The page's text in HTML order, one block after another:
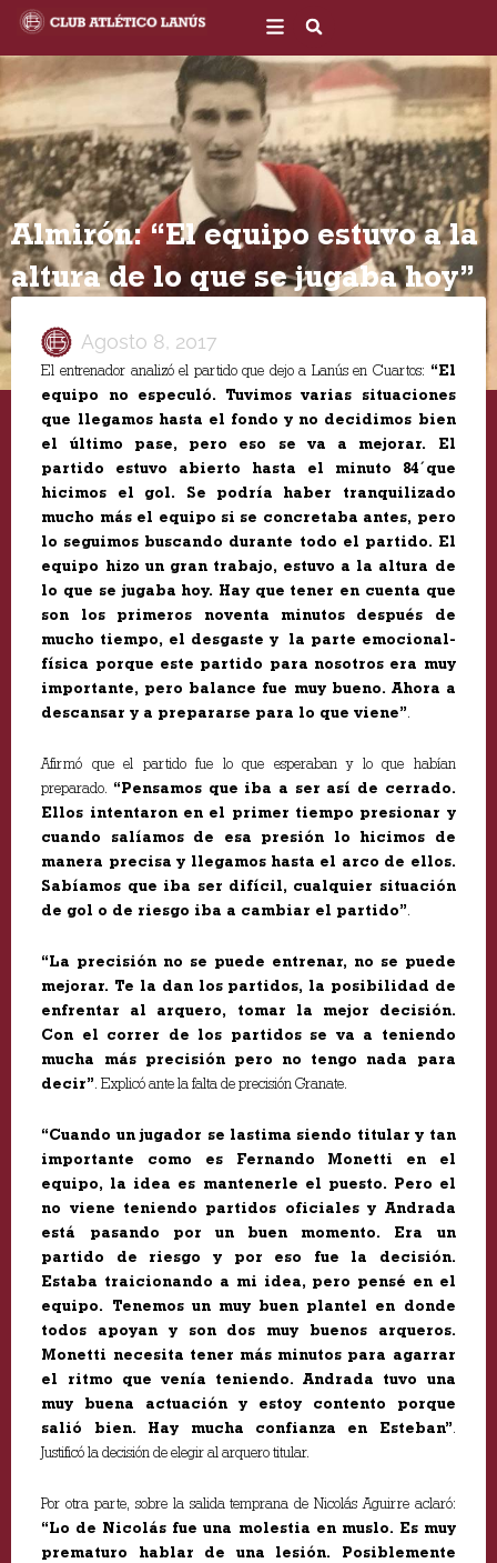
contenido
Almirón: “El equipo estuvo a la
altura de lo que se jugaba hoy”
Agosto 8, 2017
El entrenador analizó el partido que dejo a Lanús en Cuartos: “El
equipo no especuló. Tuvimos varias situaciones
que llegamos hasta el fondo y no decidimos bien
el último pase, pero eso se va a mejorar. El
partido estuvo abierto hasta el minuto 84´que
hicimos el gol. Se podría haber tranquilizado
mucho más el equipo si se concretaba antes, pero
lo seguimos buscando durante todo el partido. El
equipo hizo un gran trabajo, estuvo a la altura de
lo que se jugaba hoy. Hay que tener en cuenta que
son los primeros noventa minutos después de
mucho tiempo, el desgaste y la parte emocional-
física porque este partido para nosotros era muy
importante, pero balance fue muy bueno. Ahora a
descansar y a prepararse para lo que viene”.
Afirmó que el partido fue lo que esperaban y lo que habían
preparado. “Pensamos que iba a ser así de cerrado.
Ellos intentaron en el primer tiempo presionar y
cuando salíamos de esa presión lo hicimos de
manera precisa y llegamos hasta el arco de ellos.
Sabíamos que iba ser difícil, cualquier situación
de gol o de riesgo iba a cambiar el partido”.
“La precisión no se puede entrenar, no se puede
mejorar. Te la dan los partidos, la posibilidad de
enfrentar al arquero, tomar la mejor decisión.
Con el correr de los partidos se va a teniendo
mucha más precisión pero no tengo nada para
decir”. Explicó ante la falta de precisión Granate.
“Cuando un jugador se lastima siendo titular y tan
importante como es Fernando Monetti en el
equipo, la idea es mantenerle el puesto. Pero el
no viene teniendo partidos oficiales y Andrada
está pasando por un buen momento. Era un
partido de riesgo y por eso fue la decisión.
Estaba traicionando a mi idea, pero pensé en el
equipo. Tenemos un muy buen plantel en donde
todos apoyan y son dos muy buenos arqueros.
Monetti necesita tener más minutos para agarrar
el ritmo que venía teniendo. Andrada tuvo una
muy buena actuación y estoy contento porque
salió bien. Hay mucha confianza en Esteban”.
Justificó la decisión de elegir al arquero titular.
Por otra parte, sobre la salida temprana de Nicolás Aguirre aclaró:
“Lo de Nicolás fue una molestia en muslo. Es muy
prematuro hablar de una lesión. Posiblemente